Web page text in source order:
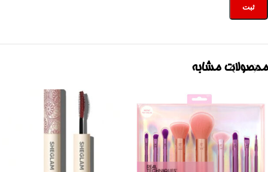
محصولات مشابه